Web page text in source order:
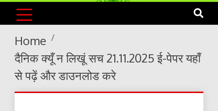
Home
दैनिक क्यूँ न लिखूं सच 21.11.2025 ई-पेपर यहाँ
से पढ़ें और डाउनलोड करे